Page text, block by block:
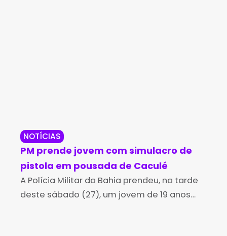
NOTÍCIAS
PM prende jovem com simulacro de
pistola em pousada de Caculé
A Polícia Militar da Bahia prendeu, na tarde
deste sábado (27), um jovem de 19 anos